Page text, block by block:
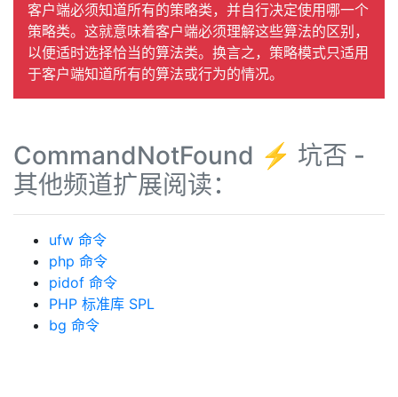
客户端必须知道所有的策略类，并自行决定使用哪一个
策略类。这就意味着客户端必须理解这些算法的区别，
以便适时选择恰当的算法类。换言之，策略模式只适用
于客户端知道所有的算法或行为的情况。
CommandNotFound ⚡️ 坑否 -
其他频道扩展阅读：
ufw 命令
php 命令
pidof 命令
PHP 标准库 SPL
bg 命令